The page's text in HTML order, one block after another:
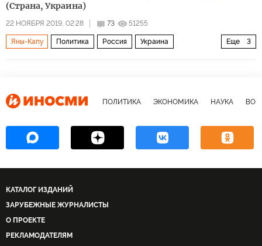
(Страна, Украина)
22 НОЯБРЯ 2019, 02:28 73 51255
Еще 3
Яны-Капу Политика Россия Украина
ПОЛИТИКА ЭКОНОМИКА НАУКА
КАТАЛОГ ИЗДАНИЙ
ЗАРУБЕЖНЫЕ ЖУРНАЛИСТЫ
О ПРОЕКТЕ
РЕКЛАМОДАТЕЛЯМ